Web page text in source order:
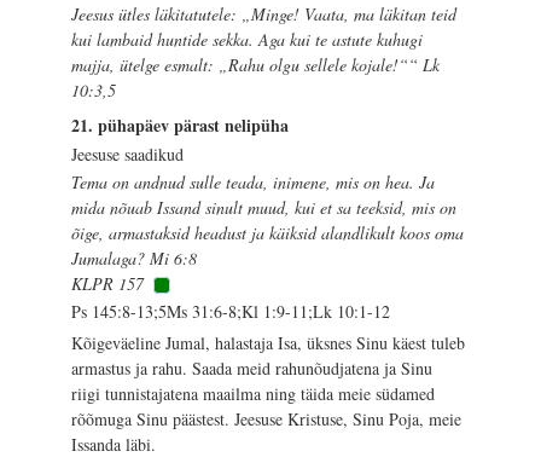
Jeesus ütles läkitatutele: „Minge! Vaata, ma läkitan teid
kui lambaid huntide sekka. Aga kui te astute kuhugi
majja, ütelge esmalt: „Rahu olgu sellele kojale!““ Lk
10:3,5
21. pühapäev pärast nelipüha
Jeesuse saadikud
Tema on andnud sulle teada, inimene, mis on hea. Ja
mida nõuab Issand sinult muud, kui et sa teeksid, mis on
õige, armastaksid headust ja käiksid alandlikult koos oma
Jumalaga? Mi 6:8
KLPR 157
Ps 145:8-13;5Ms 31:6-8;Kl 1:9-11;Lk 10:1-12
Kõigeväeline Jumal, halastaja Isa, üksnes Sinu käest tuleb
armastus ja rahu. Saada meid rahunõudjatena ja Sinu
riigi tunnistajatena maailma ning täida meie südamed
rõõmuga Sinu päästest. Jeesuse Kristuse, Sinu Poja, meie
Issanda läbi.